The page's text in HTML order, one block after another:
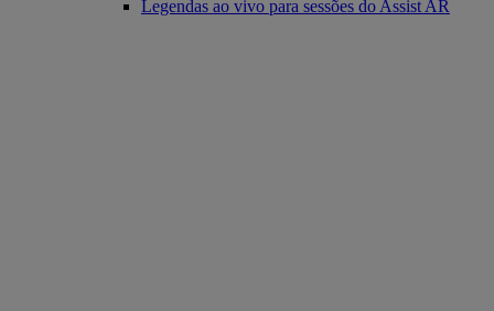
Legendas ao vivo para sessões do Assist AR